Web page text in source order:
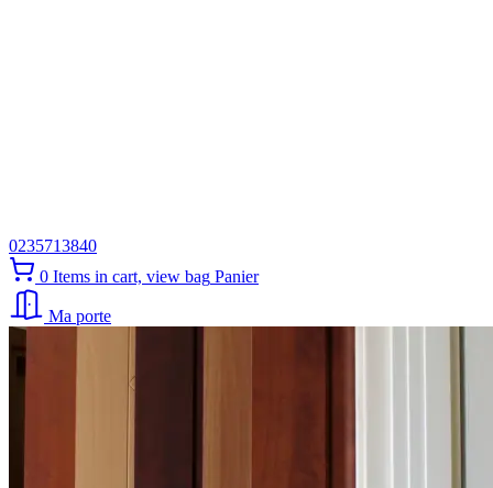
0235713840
0 Items in cart, view bag Panier
Ma porte